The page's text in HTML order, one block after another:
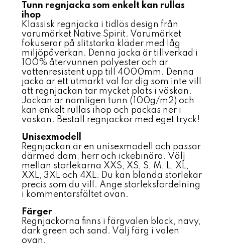
Tunn regnjacka som enkelt kan rullas
ihop
Klassisk regnjacka i tidlös design från
varumärket Native Spirit. Varumärket
fokuserar på slitstarka kläder med låg
miljöpåverkan. Denna jacka är tillverkad i
100% återvunnen polyester och är
vattenresistent upp till 4000mm. Denna
jacka är ett utmärkt val för dig som inte vill
att regnjackan tar mycket plats i väskan.
Jackan är nämligen tunn (100g/m2) och
kan enkelt rullas ihop och packas ner i
väskan. Beställ regnjackor med eget tryck!
Unisexmodell
Regnjackan är en unisexmodell och passar
därmed dam, herr och ickebinära. Välj
mellan storlekarna XXS, XS, S, M, L, XL,
XXL, 3XL och 4XL. Du kan blanda storlekar
precis som du vill. Ange storleksfördelning
i kommentarsfältet ovan.
Färger
Regnjackorna finns i färgvalen black, navy,
dark green och sand. Välj färg i valen
ovan.